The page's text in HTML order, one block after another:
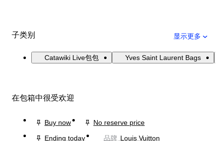
子类别 显示更多
Catawiki Live包包 Yves Saint Laurent Bags
在包箱中很受欢迎
Buy now
No reserve price
Ending today
品牌 Louis Vuitton